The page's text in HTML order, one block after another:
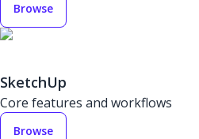
Browse
SketchUp
Core features and workflows
Browse